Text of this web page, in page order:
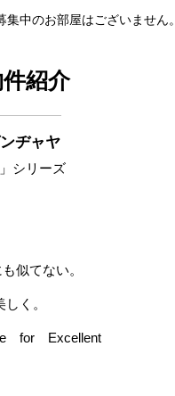
集中のお部屋はございません
紹介
ヂャヤ
シリーズ
似てない。
く。
for Excellent